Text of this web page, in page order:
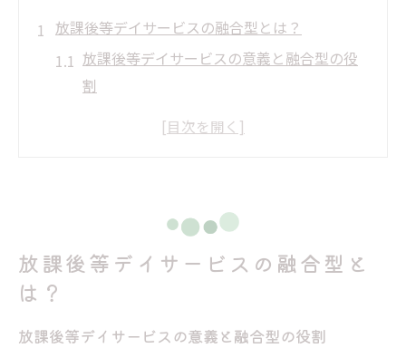
放課後等デイサービスの融合型とは？
放課後等デイサービスの意義と融合型の役
割
融合型サービスがもたらす新しい価値とは
多様なニーズに応える融合型サービスの展
社会で注目される放課後等デイの融合型と
放課後等デイサービスの融合型と
は？
放課後等デイサービスの意義と融合型の役割